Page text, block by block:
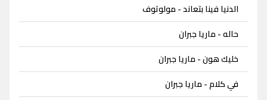
الدنيا فينا بتعاند - مولوتوف
حاله - ماريا جبران
خليك هون - ماريا جبران
في كلام - ماريا جبران